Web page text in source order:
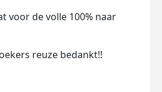
voor de volle 100% naar
reuze bedankt!!